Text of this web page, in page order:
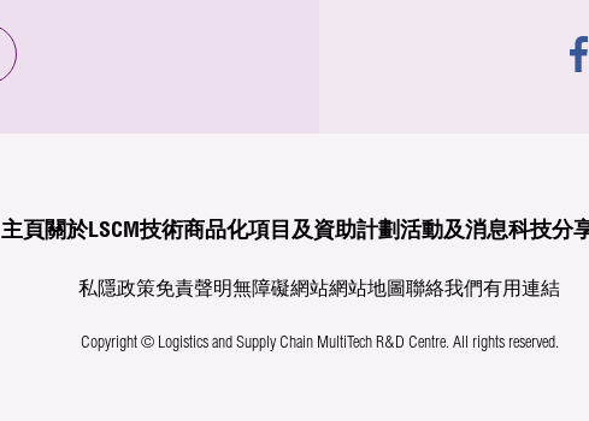
主頁關於LSCM技術商品化項目及資助計劃活動及消息科技分
私隱政策免責聲明無障礙網站網站地圖聯絡我們有用連結
Copyright © Logistics and Supply Chain MultiTech R&D Centre. All rights reserved.